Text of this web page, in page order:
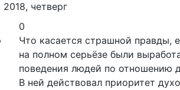
2018, четверг
0
Что касается страшной правды,
на полном серьёзе были
поведения людей по отношению
В ней действовал приоритет